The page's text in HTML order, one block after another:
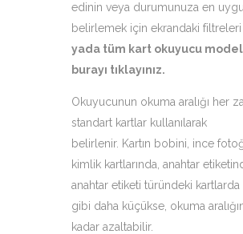
edinin veya durumunuza en
belirlemek için ekrandaki filtreleri
yada tüm kart okuyucu
burayı tıklayınız.
Okuyucunun okuma aralığı her
standart kartlar kullanılarak
belirlenir. Kartın bobini, ince
kimlik kartlarında, anahtar
anahtar etiketi türündeki
gibi daha küçükse, okuma
kadar azaltabilir.